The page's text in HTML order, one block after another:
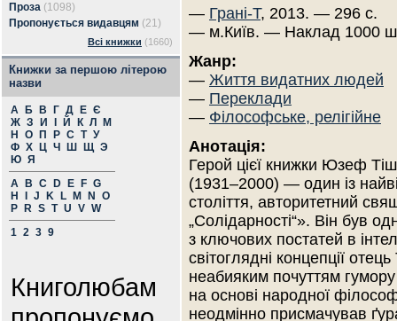
Проза (1098)
Пропонується видавцям (21)
Всі книжки (1660)
Книжки за першою літерою
назви
А Б В Г Д Е Є
Ж З И Й К Л
М
Н
О П Р С Т У
Ф Х Ц Ч Ш Щ Э
Ю Я
A
B C D E F G
H
J K L M N
O
P
R S T U V W
1 2 3 9
Книголюбам
— Грані-Т, 2013. — 296 с.
— м.Київ. — Наклад 1000
Жанр:
— Життя видатних людей
— Переклади
— Філософське, релігійне
Анотація:
Герой цієї книжки Юзеф
(1931–2000) — один із
століття, авторитетний
„Солідарності“». Він був
з ключових постатей в
світоглядні концепції
неабияким почуттям
на основі народної
неодмінно присмачував